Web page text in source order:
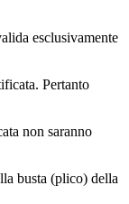
esclusivamente
Pertanto
non saranno
busta (plico) della